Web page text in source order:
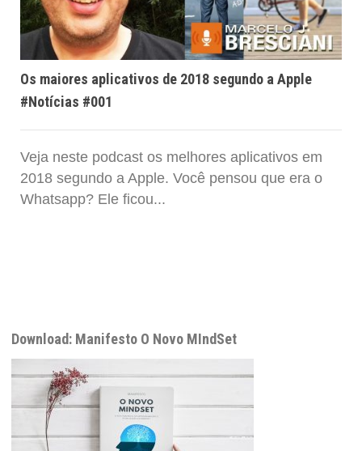
Os maiores aplicativos de 2018 segundo a Apple
#Notícias #001
Veja neste podcast os melhores aplicativos em
2018 segundo a Apple. Você pensou que era o
Whatsapp? Ele ficou...
Download: Manifesto O Novo MIndSet